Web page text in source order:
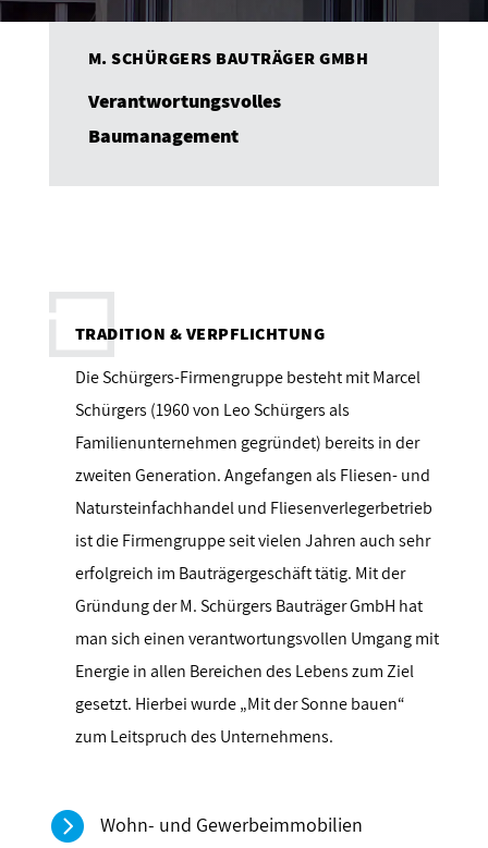
M. SCHÜRGERS BAUTRÄGER GMBH
Verantwortungsvolles
Baumanagement
TRADITION & VERPFLICHTUNG
Die Schürgers-Firmengruppe besteht mit Marcel
Schürgers (1960 von Leo Schürgers als
Familienunternehmen gegründet) bereits in der
zweiten Generation. Angefangen als Fliesen- und
Natursteinfachhandel und Fliesenverlegerbetrieb
ist die Firmengruppe seit vielen Jahren auch sehr
erfolgreich im Bauträgergeschäft tätig. Mit der
Gründung der M. Schürgers Bauträger GmbH hat
man sich einen verantwortungsvollen Umgang mit
Energie in allen Bereichen des Lebens zum Ziel
gesetzt. Hierbei wurde „Mit der Sonne bauen“
zum Leitspruch des Unternehmens.
 Wohn- und Gewerbeimmobilien